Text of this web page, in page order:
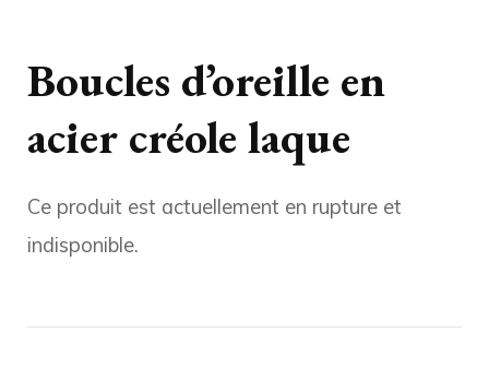
Boucles d’oreille en
acier créole laque
Ce produit est actuellement en rupture et
indisponible.